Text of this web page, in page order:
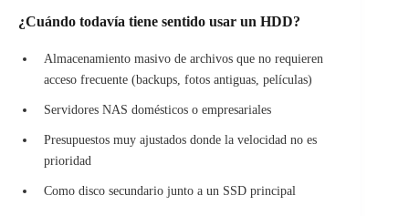
¿Cuándo todavía tiene sentido usar un HDD?
Almacenamiento masivo de archivos que no requieren
acceso frecuente (backups, fotos antiguas, películas)
Servidores NAS domésticos o empresariales
Presupuestos muy ajustados donde la velocidad no es
prioridad
Como disco secundario junto a un SSD principal